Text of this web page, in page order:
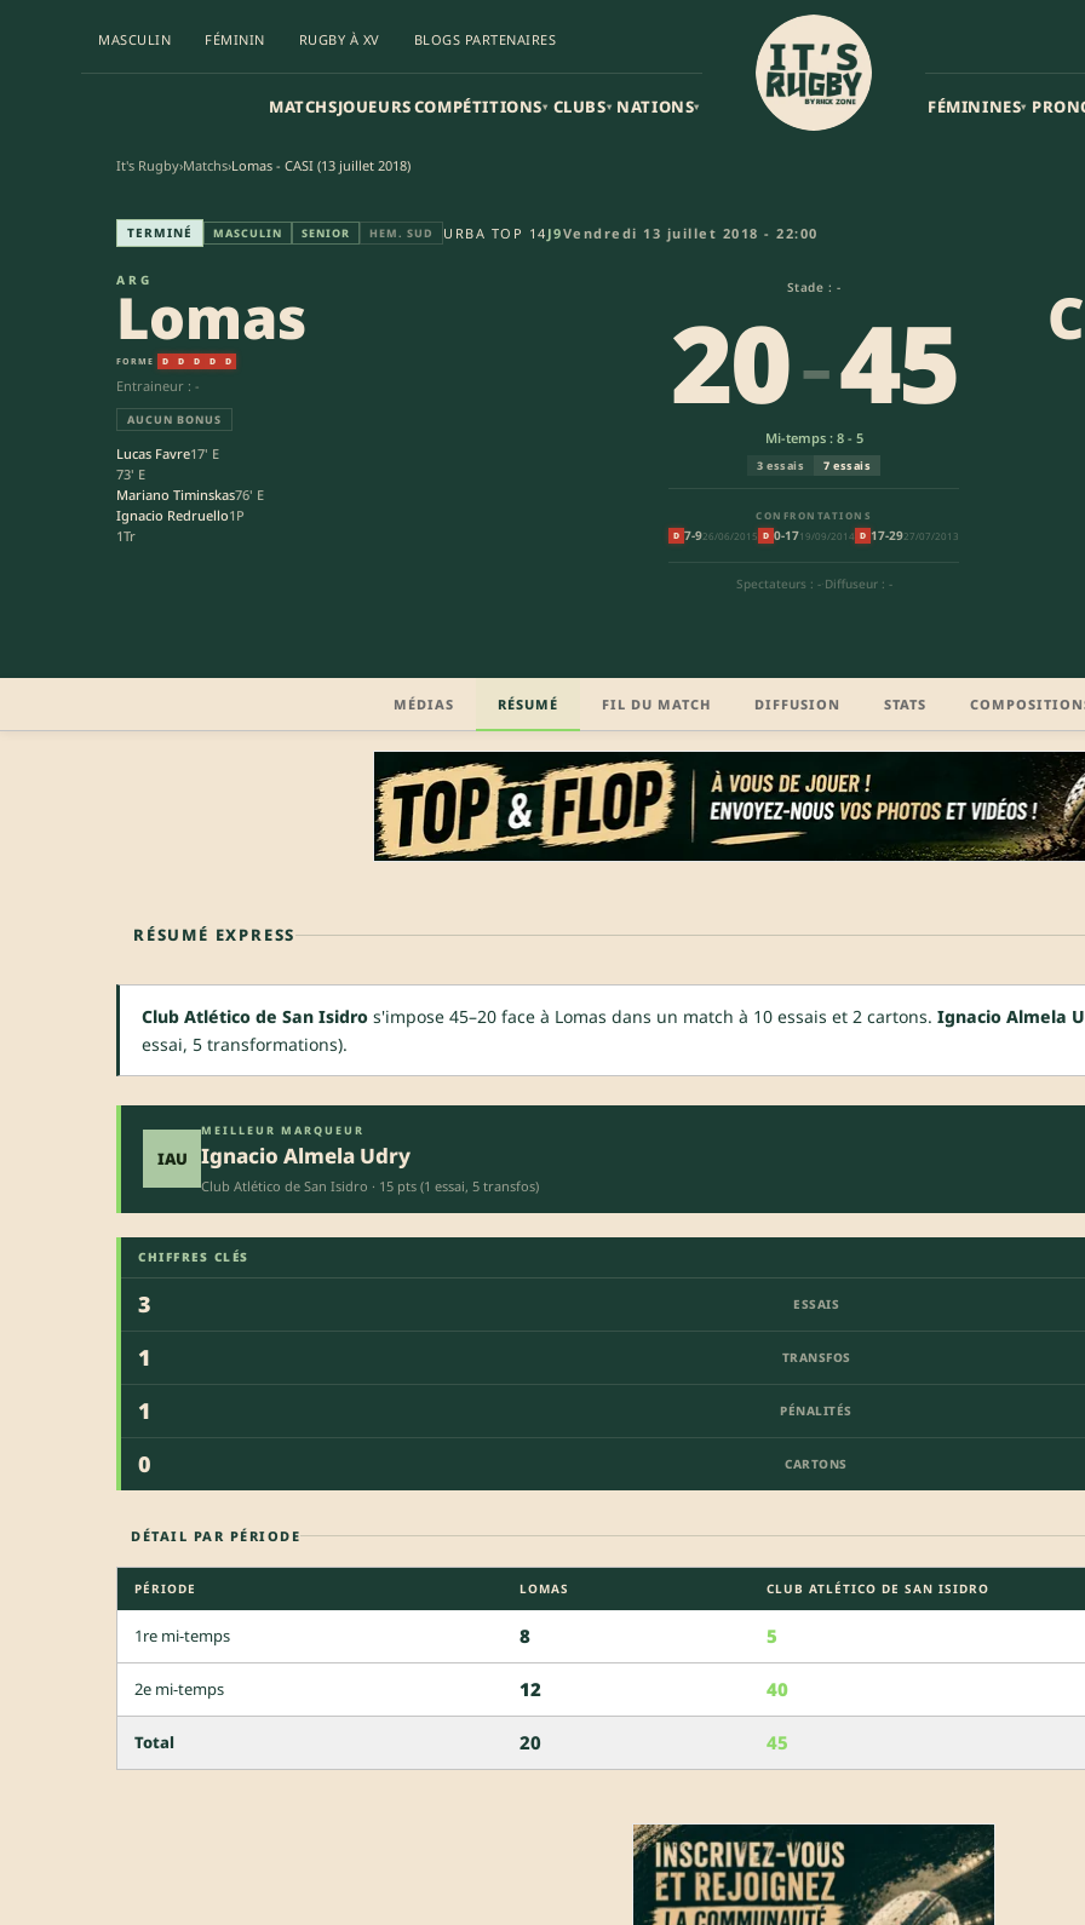
MASCULIN FÉMININ RUGBY À XV BLOGS PARTENAIRES
MATCHSJOUEURSCOMPÉTITIONS▾ CLUBS▾ NATIONS▾ FÉMININES▾
It's Rugby›Matchs›Lomas - CASI (13 juillet 2018)
Lomas - Club Atlético de San Isidro (20-45) | URBA Top 14
TERMINÉ MASCULIN SENIOR HEM. SUD URBA TOP 14 J9Vendredi 13 juillet 2018 - 22:00
ARG
Lomas
FORME D D D D D
Entraineur : -
AUCUN BONUS
Lucas Favre17' E
73' E
Mariano Timinskas76' E
Ignacio Redruello1P
1Tr
Stade : -
20-45
Mi-temps : 8 - 5
3 essais 7 essais
CONFRONTATIONS
D 7-926/06/2015 D 0-1719/09/2014 D 17-2927/07/2013
Spectateurs : -·Diffuseur : -
MÉDIAS RÉSUMÉ FIL DU MATCH DIFFUSION STATS
RÉSUMÉ EXPRESS
Club Atlético de San Isidro s'impose 45–20 face à Lomas dans un match à 10 essais et 2 cartons. Ignacio Almela
essai, 5 transformations).
IAU
MEILLEUR MARQUEUR
Ignacio Almela Udry
Club Atlético de San Isidro · 15 pts (1 essai, 5 transfos)
CHIFFRES CLÉS
3 ESSAIS
1
TRANSFOS
1
PÉNALITÉS
0
CARTONS
DÉTAIL PAR PÉRIODE
PÉRIODE LOMAS CLUB ATLÉTICO DE SAN ISIDRO
1re mi-temps 8 5
2e mi-temps 12 40
Total 20 45